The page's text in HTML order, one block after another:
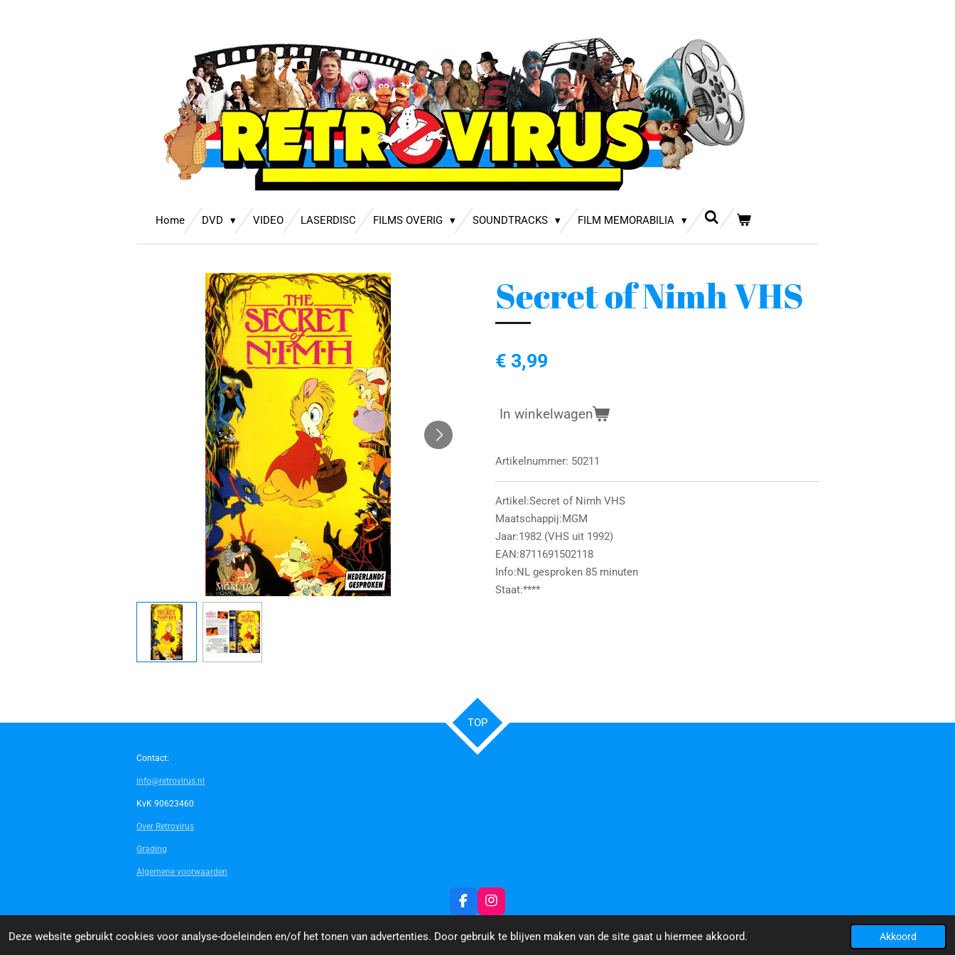
Deze website gebruikt cookies voor analyse-doeleinden en/of het tonen van advertenties. Door gebruik te blijven maken van de site gaat u hiermee akkoord. Akkoord
Home DVD VIDEO LASERDISC FILMS OVERIG SOUNDTRACKS FILM MEMORABILIA
Secret of Nimh VHS
€ 3,99
In winkelwagen
Artikelnummer: 50211
Artikel:Secret of Nimh VHS
Maatschappij:MGM
Jaar:1982 (VHS uit 1992)
EAN:8711691502118
Info:NL gesproken 85 minuten
Staat:****
TOP
Contact:
info@retrovirus.nl
KvK 90623460
Over Retrovirus
Grading
Algemene voorwaarden
F
a
c
e
I
n
s